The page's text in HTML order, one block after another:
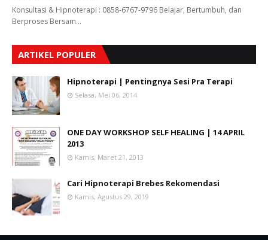
Konsultasi & Hipnoterapi : 0858-6767-9796 Belajar, Bertumbuh, dan
Berproses Bersam…
ARTIKEL POPULER
Hipnoterapi | Pentingnya Sesi Pra Terapi
Selasa, Mei 06, 2014
ONE DAY WORKSHOP SELF HEALING | 14 APRIL
2013
Kamis, Maret 21, 2013
Cari Hipnoterapi Brebes Rekomendasi
Kamis, Agustus 29, 2019